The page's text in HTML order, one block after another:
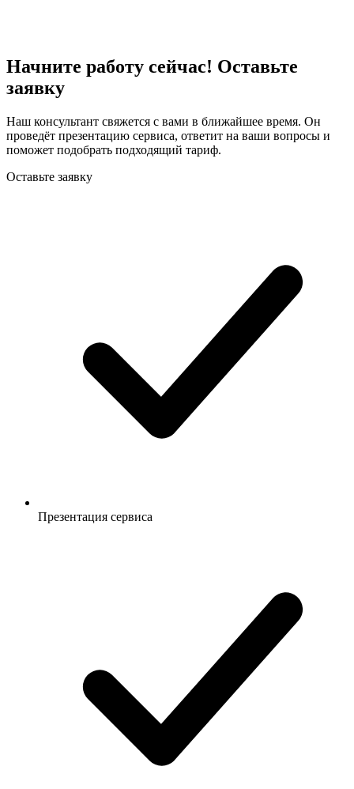
Начните работу сейчас! Оставьте
заявку
Наш консультант свяжется с вами в ближайшее время. Он
проведёт презентацию сервиса, ответит на ваши вопросы и
поможет подобрать подходящий тариф.
Оставьте заявку
Презентация сервиса